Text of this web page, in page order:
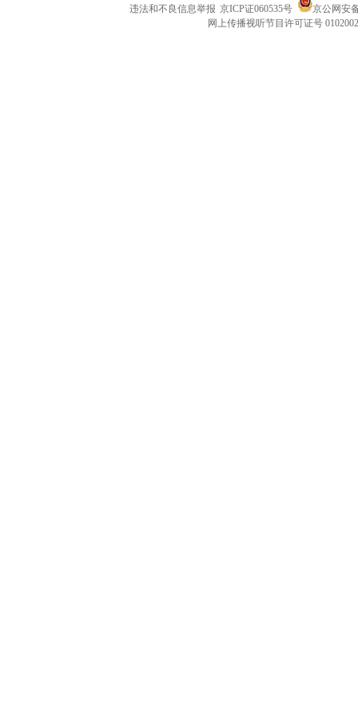
违法和不良信息举报 京ICP证060535号
京公网安
网上传播视听节目许可证号